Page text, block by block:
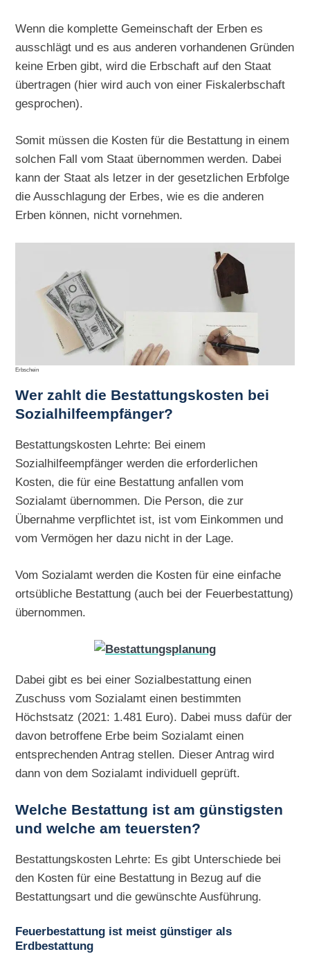
Wenn die komplette Gemeinschaft der Erben es
ausschlägt und es aus anderen vorhandenen Gründen
keine Erben gibt, wird die Erbschaft auf den Staat
übertragen (hier wird auch von einer Fiskalerbschaft
gesprochen).
Somit müssen die Kosten für die Bestattung in einem
solchen Fall vom Staat übernommen werden. Dabei
kann der Staat als letzer in der gesetzlichen Erbfolge
die Ausschlagung der Erbes, wie es die anderen
Erben können, nicht vornehmen.
Erbschein
Wer zahlt die Bestattungskosten bei
Sozialhilfeempfänger?
Bestattungskosten Lehrte: Bei einem
Sozialhilfeempfänger werden die erforderlichen
Kosten, die für eine Bestattung anfallen vom
Sozialamt übernommen. Die Person, die zur
Übernahme verpflichtet ist, ist vom Einkommen und
vom Vermögen her dazu nicht in der Lage.
Vom Sozialamt werden die Kosten für eine einfache
ortsübliche Bestattung (auch bei der Feuerbestattung)
übernommen.
Dabei gibt es bei einer Sozialbestattung einen
Zuschuss vom Sozialamt einen bestimmten
Höchstsatz (2021: 1.481 Euro). Dabei muss dafür der
davon betroffene Erbe beim Sozialamt einen
entsprechenden Antrag stellen. Dieser Antrag wird
dann von dem Sozialamt individuell geprüft.
Welche Bestattung ist am günstigsten
und welche am teuersten?
Bestattungskosten Lehrte: Es gibt Unterschiede bei
den Kosten für eine Bestattung in Bezug auf die
Bestattungsart und die gewünschte Ausführung.
Feuerbestattung ist meist günstiger als
Erdbestattung